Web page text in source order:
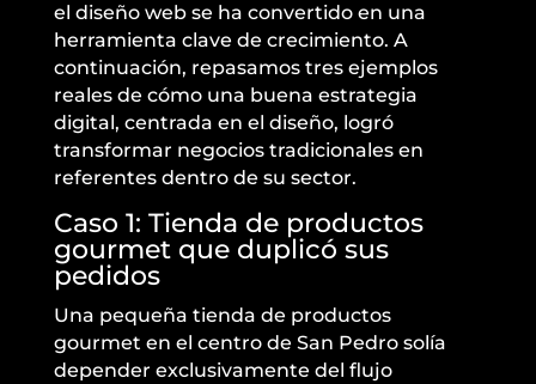
el diseño web se ha convertido en una
herramienta clave de crecimiento. A
continuación, repasamos tres ejemplos
reales de cómo una buena estrategia
digital, centrada en el diseño, logró
transformar negocios tradicionales en
referentes dentro de su sector.
Caso 1: Tienda de productos
gourmet que duplicó sus
pedidos
Una pequeña tienda de productos
gourmet en el centro de San Pedro solía
depender exclusivamente del flujo